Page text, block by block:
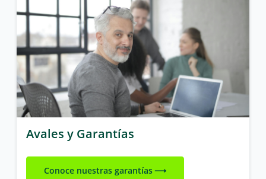
Avales y Garantías
Conoce nuestras garantías